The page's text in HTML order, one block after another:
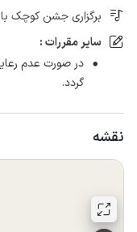
برگزاری جشن کوچک
سایر مقررات :
گردد.
نقشه